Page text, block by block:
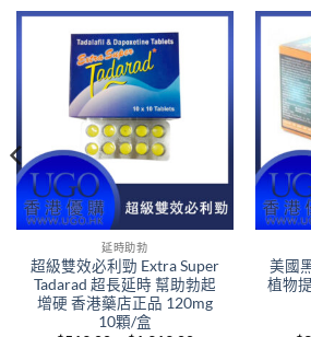
延時助勃
超級雙效必利勁 Extra Super
Tadarad 超長延時 幫助勃起
增硬 香港藥店正品 120mg
10顆/盒
美國
植物